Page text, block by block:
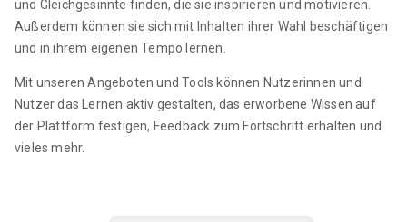
und Gleichgesinnte finden, die sie inspirieren und motivieren.
Außerdem können sie sich mit Inhalten ihrer Wahl beschäftigen
und in ihrem eigenen Tempo lernen.
Mit unseren Angeboten und Tools können Nutzerinnen und
Nutzer das Lernen aktiv gestalten, das erworbene Wissen auf
der Plattform festigen, Feedback zum Fortschritt erhalten und
vieles mehr.